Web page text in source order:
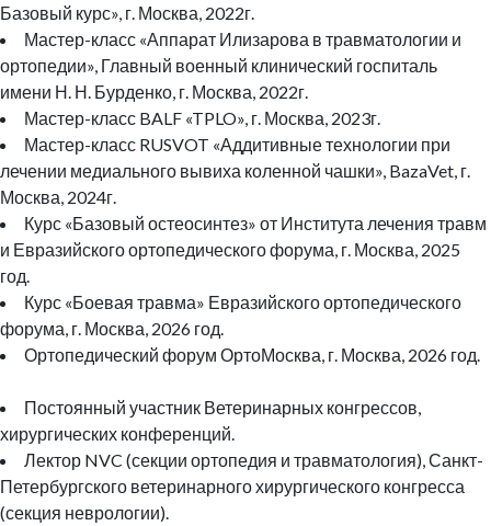
Базовый курс», г. Москва, 2022г.
Мастер-класс «Аппарат Илизарова в травматологии и
ортопедии», Главный военный клинический госпиталь
имени Н. Н. Бурденко, г. Москва, 2022г.
Мастер-класс BALF «TPLO», г. Москва, 2023г.
Мастер-класс RUSVOT «Аддитивные технологии при
лечении медиального вывиха коленной чашки», BazaVet, г.
Москва, 2024г.
Курс «Базовый остеосинтез» от Института лечения травм
и Евразийского ортопедического форума, г. Москва, 2025
год.
Курс «Боевая травма» Евразийского ортопедического
форума, г. Москва, 2026 год.
Ортопедический форум ОртоМосква, г. Москва, 2026 год.
Постоянный участник Ветеринарных конгрессов,
хирургических конференций.
Лектор NVC (секции ортопедия и травматология), Санкт-
Петербургского ветеринарного хирургического конгресса
(секция неврологии).